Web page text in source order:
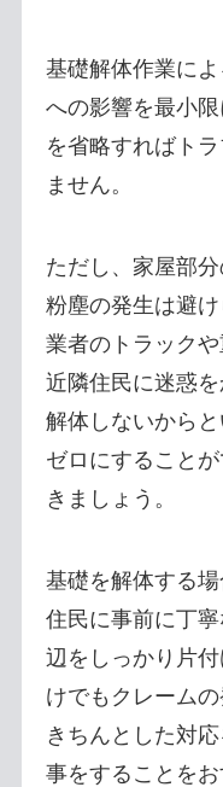
基礎解体作業に
への影響を最小
を省略すればト
ません。
ただし、家屋部
粉塵の発生は避
業者のトラックや
近隣住民に迷惑
解体しないから
ゼロにすること
きましょう。
基礎を解体する
住民に事前に丁
辺をしっかり片
けでもクレーム
きちんとした対
事をすることをお